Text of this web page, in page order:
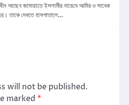
আছেন জামায়াতে ইসলামীর নায়েবে আমির ও সাবেক
তাকে দেখতে হাসপাতালে…
will not be published.
marked *